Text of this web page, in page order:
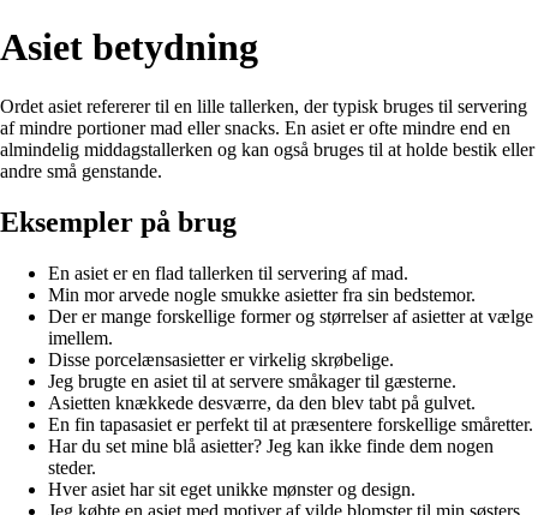
Asiet betydning
Ordet asiet refererer til en lille tallerken, der typisk bruges til servering
af mindre portioner mad eller snacks. En asiet er ofte mindre end en
almindelig middagstallerken og kan også bruges til at holde bestik eller
andre små genstande.
Eksempler på brug
En asiet er en flad tallerken til servering af mad.
Min mor arvede nogle smukke asietter fra sin bedstemor.
Der er mange forskellige former og størrelser af asietter at vælge
imellem.
Disse porcelænsasietter er virkelig skrøbelige.
Jeg brugte en asiet til at servere småkager til gæsterne.
Asietten knækkede desværre, da den blev tabt på gulvet.
En fin tapasasiet er perfekt til at præsentere forskellige småretter.
Har du set mine blå asietter? Jeg kan ikke finde dem nogen
steder.
Hver asiet har sit eget unikke mønster og design.
Jeg købte en asiet med motiver af vilde blomster til min søsters